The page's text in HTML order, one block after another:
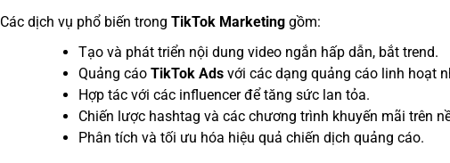
Các dịch vụ phổ biến trong TikTok Marketing gồm:
Tạo và phát triển nội dung video ngắn hấp dẫn, bắt trend.
Quảng cáo TikTok Ads với các dạng quảng cáo linh hoạt
Hợp tác với các influencer để tăng sức lan tỏa.
Chiến lược hashtag và các chương trình khuyến mãi trên
Phân tích và tối ưu hóa hiệu quả chiến dịch quảng cáo.